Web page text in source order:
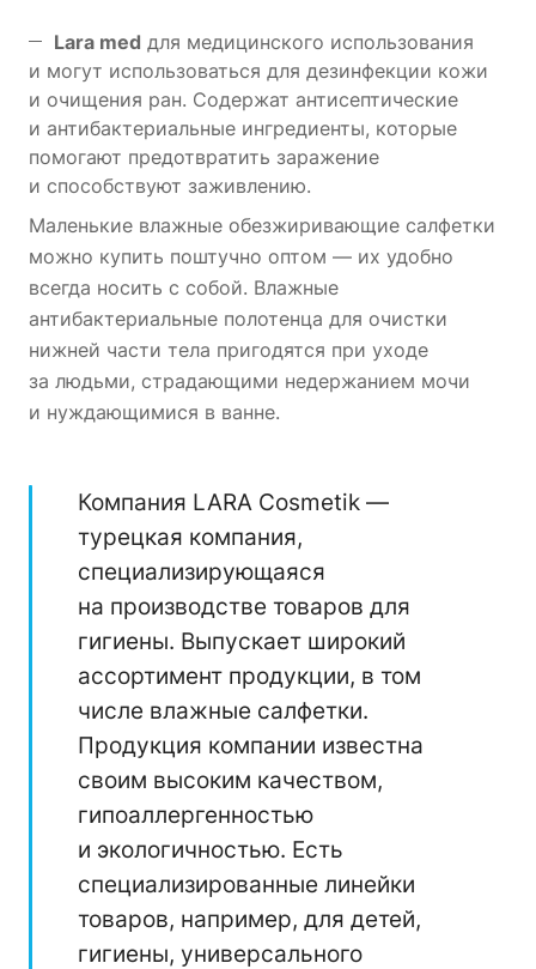
Lara med для медицинского использования
и могут использоваться для дезинфекции кожи
и очищения ран. Содержат антисептические
и антибактериальные ингредиенты, которые
помогают предотвратить заражение
и способствуют заживлению.
Маленькие влажные обезжиривающие салфетки
можно купить поштучно оптом — их удобно
всегда носить с собой. Влажные
антибактериальные полотенца для очистки
нижней части тела пригодятся при уходе
за людьми, страдающими недержанием мочи
и нуждающимися в ванне.
Компания LARA Cosmetik —
турецкая компания,
специализирующаяся
на производстве товаров для
гигиены. Выпускает широкий
ассортимент продукции, в том
числе влажные салфетки.
Продукция компании известна
своим высоким качеством,
гипоаллергенностью
и экологичностью. Есть
специализированные линейки
товаров, например, для детей,
гигиены, универсального